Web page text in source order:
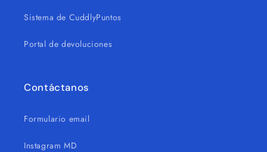
Sistema de CuddlyPuntos
Portal de devoluciones
Contáctanos
Formulario email
Instagram MD